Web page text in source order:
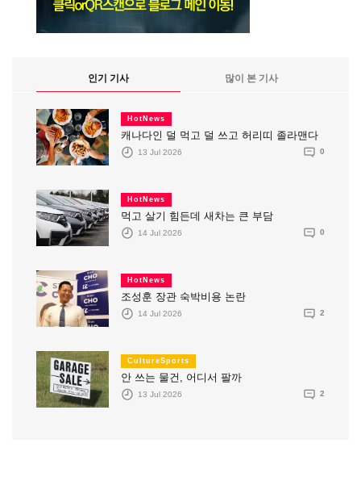
인기 기사 많이 본 기사
HotNews
캐나다인 덜 먹고 덜 쓰고 허리띠 졸라맨다
13 Jul 2026 0
HotNews
먹고 살기 힘든데 새차는 큰 부담
14 Jul 2026 0
HotNews
조성훈 장관 숙박비용 논란
14 Jul 2026 2
CultureSports
안 쓰는 물건, 어디서 팔까
13 Jul 2026 2